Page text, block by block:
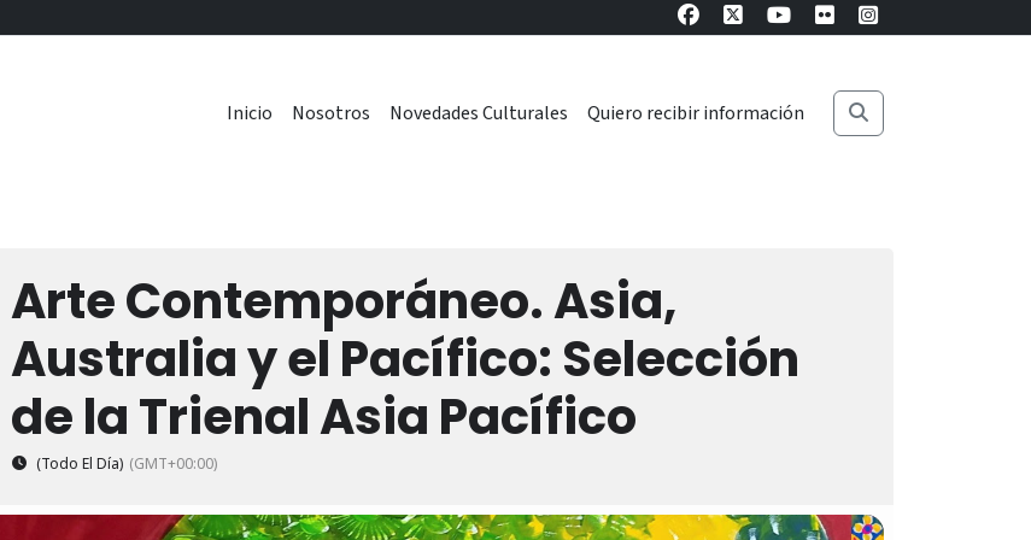
Inicio Nosotros Novedades Culturales Quiero recibir información
Arte Contemporáneo. Asia,
Australia y el Pacífico: Selección
de la Trienal Asia Pacífico
(Todo El Día) (GMT+00:00)